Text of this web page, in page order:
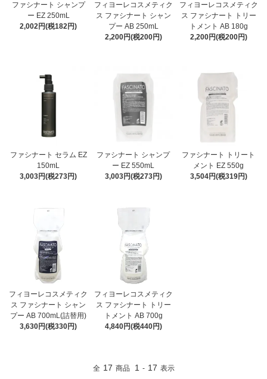
ファシナート シャンプ
ー EZ 250mL
2,002円(税182円)
フィヨーレコスメティク
ス ファシナート シャン
プー AB 250mL
2,200円(税200円)
フィヨーレコスメティク
ス ファシナート トリー
トメント AB 180g
2,200円(税200円)
ファシナート セラム EZ
150mL
3,003円(税273円)
ファシナート シャンプ
ー EZ 550mL
3,003円(税273円)
ファシナート トリート
メント EZ 550g
3,504円(税319円)
フィヨーレコスメティク
ス ファシナート シャン
プー AB 700mL(詰替用)
3,630円(税330円)
フィヨーレコスメティク
ス ファシナート トリー
トメント AB 700g
4,840円(税440円)
全 17 商品 1 - 17 表示